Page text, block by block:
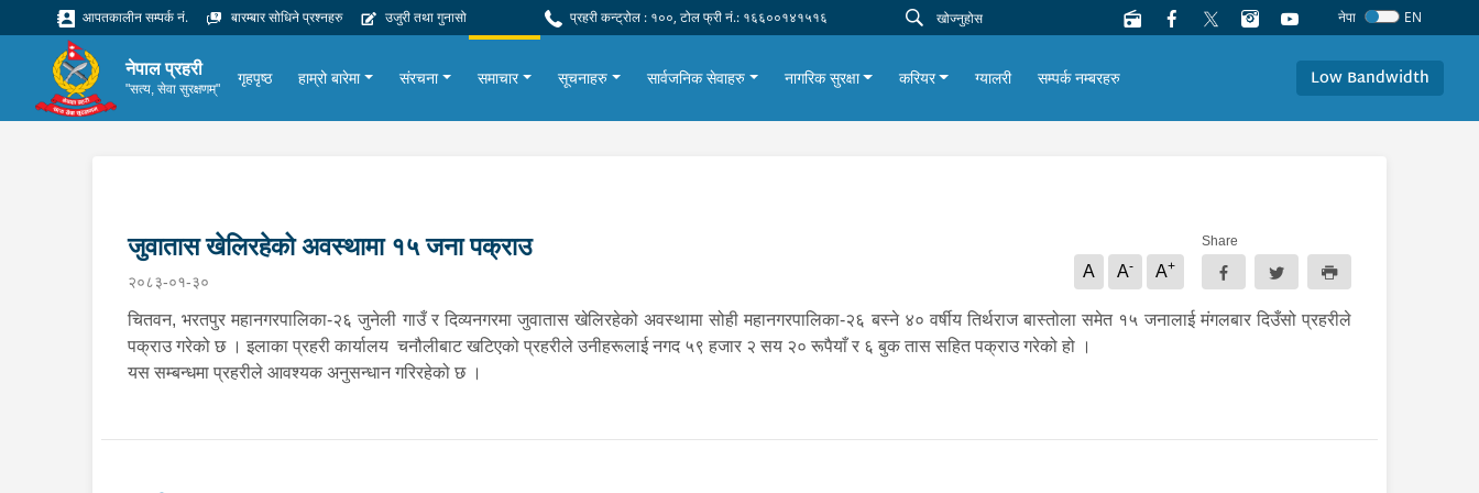
आपतकालीन सम्पर्क नं. बारम्बार सोधिने प्रश्नहरु उजुरी तथा गुनासो प्रहरी कन्ट्रोल : १००, टोल फ्री नं.: १६६००१४१५१६ नेपा EN
नेपाल प्रहरी
"सत्य, सेवा सुरक्षणम्"
गृहपृष्ठ हाम्रो बारेमा संरचना समाचार सूचनाहरु सार्वजनिक सेवाहरु नागरिक सुरक्षा करियर ग्यालरी सम्पर्क नम्बरहरु Low Bandwidth
जुवातास खेलिरहेको अवस्थामा १५ जना पक्राउ
२०८३-०१-३०
A A- A+
Share
चितवन, भरतपुर महानगरपालिका-२६ जुनेली गाउँ र दिव्यनगरमा जुवातास खेलिरहेको अवस्थामा सोही महानगरपालिका-२६ बस्ने ४० वर्षीय तिर्थराज बास्तोला समेत १५ जनालाई मंगलबार दिउँसो प्रहरीले
पक्राउ गरेको छ । इलाका प्रहरी कार्यालय चनौलीबाट खटिएको प्रहरीले उनीहरूलाई नगद ५९ हजार २ सय २० रूपैयाँ र ६ बुक तास सहित पक्राउ गरेको हो ।
यस सम्बन्धमा प्रहरीले आवश्‍यक अनुसन्धान गरिरहेको छ ।